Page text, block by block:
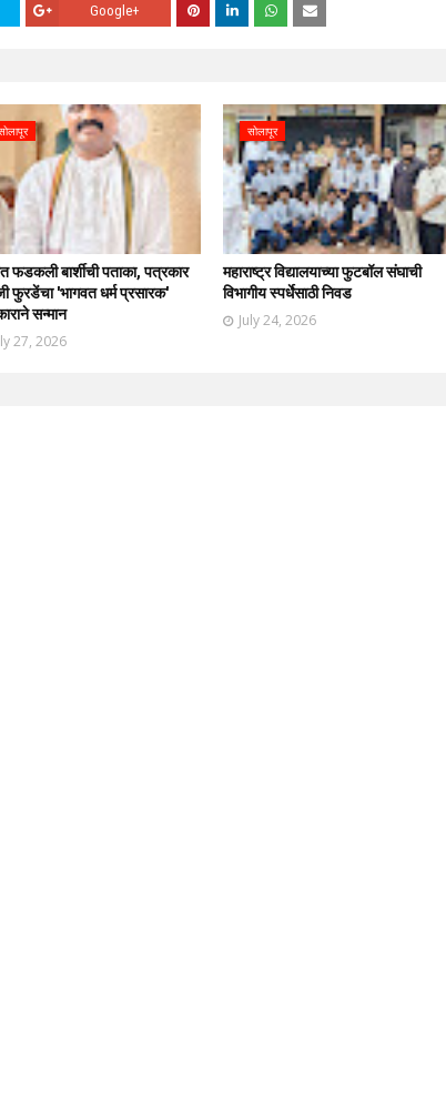
Google+
फडकली बार्शीची पताका, पत्रकार
फुरडेंचा 'भागवत धर्म प्रसारक'
सन्मान
27, 2026
सोलापूर
महाराष्ट्र विद्यालयाच्या फुटबॉल संघाची
विभागीय स्पर्धेसाठी निवड
July 24, 2026